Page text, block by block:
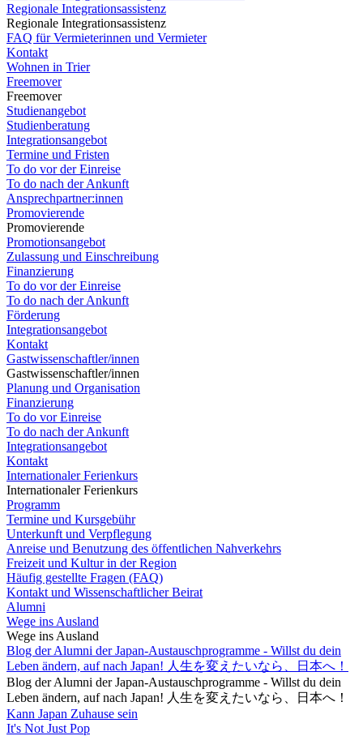
Regionale Integrationsassistenz
Regionale Integrationsassistenz
FAQ für Vermieterinnen und Vermieter
Kontakt
Wohnen in Trier
Freemover
Freemover
Studienangebot
Studienberatung
Integrationsangebot
Termine und Fristen
To do vor der Einreise
To do nach der Ankunft
Ansprechpartner:innen
Promovierende
Promovierende
Promotionsangebot
Zulassung und Einschreibung
Finanzierung
To do vor der Einreise
To do nach der Ankunft
Förderung
Integrationsangebot
Kontakt
Gastwissenschaftler/innen
Gastwissenschaftler/innen
Planung und Organisation
Finanzierung
To do vor Einreise
To do nach der Ankunft
Integrationsangebot
Kontakt
Internationaler Ferienkurs
Internationaler Ferienkurs
Programm
Termine und Kursgebühr
Unterkunft und Verpflegung
Anreise und Benutzung des öffentlichen Nahverkehrs
Freizeit und Kultur in der Region
Häufig gestellte Fragen (FAQ)
Kontakt und Wissenschaftlicher Beirat
Alumni
Wege ins Ausland
Wege ins Ausland
Blog der Alumni der Japan-Austauschprogramme - Willst du dein
Leben ändern, auf nach Japan! 人生を変えたいなら、日本へ！
Blog der Alumni der Japan-Austauschprogramme - Willst du dein
Leben ändern, auf nach Japan! 人生を変えたいなら、日本へ！
Kann Japan Zuhause sein
It's Not Just Pop